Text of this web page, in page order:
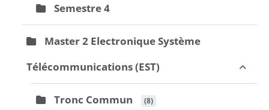
Semestre 4
Master 2 Electronique Système
Télécommunications (EST)
Tronc Commun (8)